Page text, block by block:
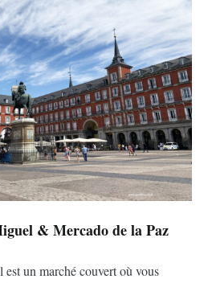
& Mercado de la Paz
un marché couvert où vous